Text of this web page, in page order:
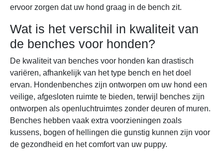
ervoor zorgen dat uw hond graag in de bench zit.
Wat is het verschil in kwaliteit van
de benches voor honden?
De kwaliteit van benches voor honden kan drastisch
variëren, afhankelijk van het type bench en het doel
ervan. Hondenbenches zijn ontworpen om uw hond een
veilige, afgesloten ruimte te bieden, terwijl benches zijn
ontworpen als openluchtruimtes zonder deuren of muren.
Benches hebben vaak extra voorzieningen zoals
kussens, bogen of hellingen die gunstig kunnen zijn voor
de gezondheid en het comfort van uw puppy.